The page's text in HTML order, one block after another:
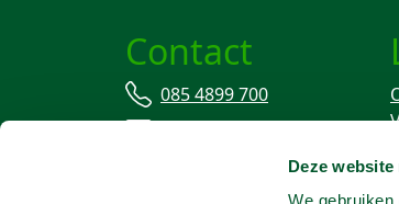
Deze
Contact
085 4899 700
info@machineverhuur.nl